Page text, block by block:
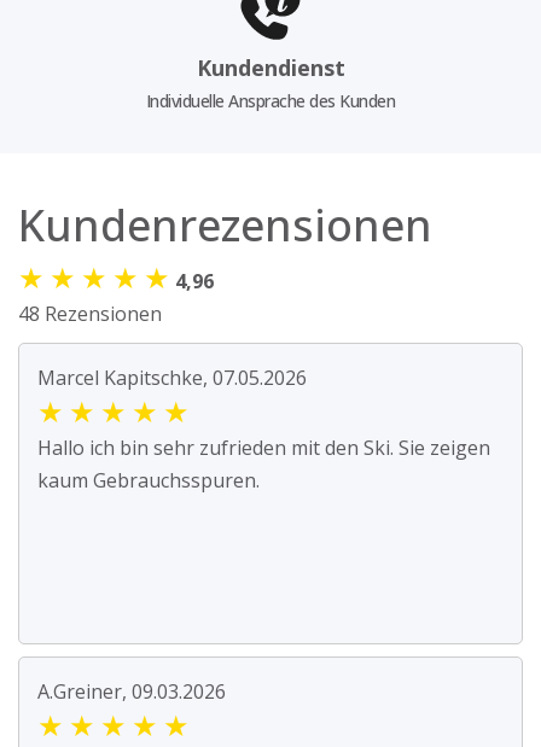
Kundendienst
Individuelle Ansprache des Kunden
Kundenrezensionen
★ ★ ★ ★ ★ 4,96
48 Rezensionen
Marcel Kapitschke, 07.05.2026
★ ★ ★ ★ ★
Hallo ich bin sehr zufrieden mit den Ski. Sie zeigen
kaum Gebrauchsspuren.
A.Greiner, 09.03.2026
★ ★ ★ ★ ★